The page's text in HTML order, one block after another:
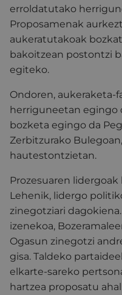
erroldatutako
Proposamenak
aukeratutakoak
bakoitzean postontzi
egiteko.
Ondoren, aukeraketa-
herriguneetan egingo
bozketa egingo da
Zerbitzurako
hautestontzietan.
Prozesuaren
Lehenik, lidergo
zinegotziari dagokiena.
izenekoa,
Ogasun zinegotzi
gisa. Taldeko
elkarte-sareko
hartzea proposatu